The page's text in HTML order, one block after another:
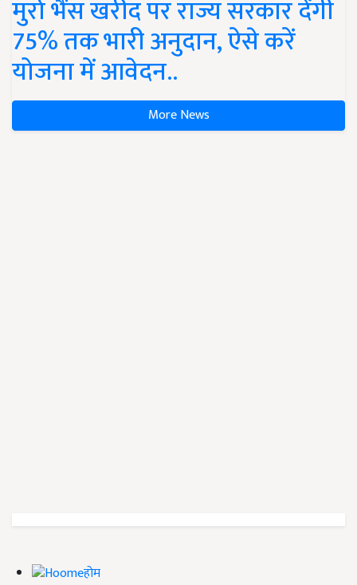
मुर्रा भैंस खरीद पर राज्य सरकार देंगी
75% तक भारी अनुदान, ऐसे करें
योजना में आवेदन..
More News
होम